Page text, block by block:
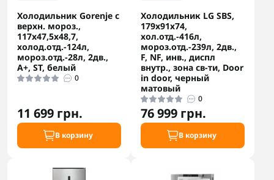
Холодильник Gorenje с
верхн. мороз.,
117x47,5x48,7,
холод.отд.-124л,
мороз.отд.-28л, 2дв.,
A+, ST, белый
0
11 699 грн.
В корзину
Холодильник LG SBS,
179x91х74,
хол.отд.-416л,
мороз.отд.-239л, 2дв.,
F, NF, инв., диспл
внутр., зона св-ти, Door
in door, черный
матовый
0
76 999 грн.
В корзину